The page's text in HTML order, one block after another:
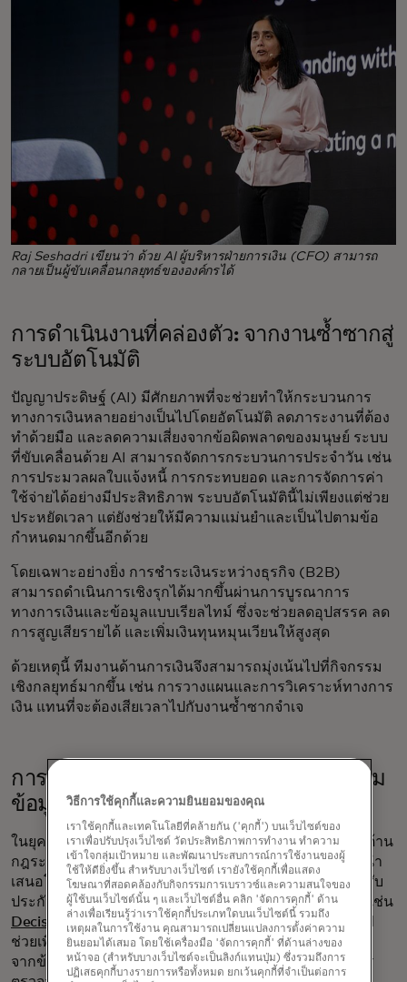
Raj Seshadri เขียนว่า ด้วย AI ผู้บริหารฝ่ายการเงิน (CFO) สามารถ
กลายเป็นผู้ขับเคลื่อนกลยุทธ์ขององค์กรได้
การดำเนินงานที่คล่องตัว: จากงานซ้ำซากสู่
ระบบอัตโนมัติ
ปัญญาประดิษฐ์ (AI) มีศักยภาพที่จะช่วยทำให้กระบวนการ
ทางการเงินหลายอย่างเป็นไปโดยอัตโนมัติ ลดภาระงานที่ต้อง
ทำด้วยมือ และลดความเสี่ยงจากข้อผิดพลาดของมนุษย์ ระบบ
ที่ขับเคลื่อนด้วย AI สามารถจัดการกระบวนการประจำวัน เช่น
การประมวลผลใบแจ้งหนี้ การกระทบยอด และการจัดการค่า
ใช้จ่ายได้อย่างมีประสิทธิภาพ ระบบอัตโนมัตินี้ไม่เพียงแต่ช่วย
ประหยัดเวลา แต่ยังช่วยให้มีความแม่นยำและเป็นไปตามข้อ
กำหนดมากขึ้นอีกด้วย
โดยเฉพาะอย่างยิ่ง การชำระเงินระหว่างธุรกิจ (B2B)
สามารถดำเนินการเชิงรุกได้มากขึ้นผ่านการบูรณาการ
ทางการเงินและข้อมูลแบบเรียลไทม์ ซึ่งจะช่วยลดอุปสรรค ลด
การสูญเสียรายได้ และเพิ่มเงินทุนหมุนเวียนให้สูงสุด
ด้วยเหตุนี้ ทีมงานด้านการเงินจึงสามารถมุ่งเน้นไปที่กิจกรรม
เชิงกลยุทธ์มากขึ้น เช่น การวางแผนและการวิเคราะห์ทางการ
เงิน แทนที่จะต้องเสียเวลาไปกับงานซ้ำซากจำเจ
การตรวจจับการฉ้อโกงที่ดียิ่งขึ้น: จากกลุ่ม
ข้อมูลสู่รูปแบบต่างๆ
ในยุคที่การฉ้อโกงทางการเงินเพิ่มมากขึ้นและความกังวลด้าน
กฎระเบียบต่างๆ ทวีความรุนแรงขึ้น ปัญญาประดิษฐ์ (AI) นำ
เสนอโซลูชันที่แข็งแกร่งเพื่อเสริมสร้างความปลอดภัยและรับ
ประกันการปฏิบัติตามกฎระเบียบ ระบบที่ขับเคลื่อนด้วย AI เช่น
Decision IntelligenceและSafety Net ของ Mastercard
ช่วยเพิ่มประสิทธิภาพในการตรวจจับการฉ้อโกงและเรียนรู้
จากข้อมูลใหม่ๆ อย่างต่อเนื่อง ส่งผลให้ความแม่นยำในการ
วิธีการใช้คุกกี้และความยินยอมของคุณ
เราใช้คุกกี้และเทคโนโลยีที่คล้ายกัน ('คุกกี้') บนเว็บไซต์ของ
เราเพื่อปรับปรุงเว็บไซต์ วัดประสิทธิภาพการทำงาน ทำความ
เข้าใจกลุ่มเป้าหมาย และพัฒนาประสบการณ์การใช้งานของผู้
ใช้ให้ดียิ่งขึ้น สำหรับบางเว็บไซต์ เรายังใช้คุกกี้เพื่อแสดง
โฆษณาที่สอดคล้องกับกิจกรรมการเบราวซ์และความสนใจของ
ผู้ใช้บนเว็บไซต์นั้น ๆ และเว็บไซต์อื่น คลิก 'จัดการคุกกี้' ด้าน
ล่างเพื่อเรียนรู้ว่าเราใช้คุกกี้ประเภทใดบนเว็บไซต์นี้ รวมถึง
เหตุผลในการใช้งาน คุณสามารถเปลี่ยนแปลงการตั้งค่าความ
ยินยอมได้เสมอ โดยใช้เครื่องมือ 'จัดการคุกกี้' ที่ด้านล่างของ
หน้าจอ (สำหรับบางเว็บไซต์จะเป็นลิงก์แทนปุ่ม) ซึ่งรวมถึงการ
ปฏิเสธคุกกี้บางรายการหรือทั้งหมด ยกเว้นคุกกี้ที่จำเป็นต่อการ